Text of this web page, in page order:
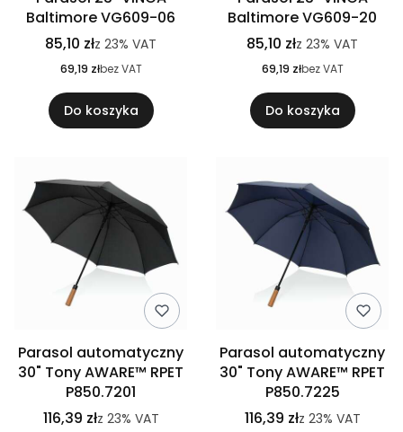
Baltimore VG609-06
85,10 złz 23% VAT
69,19 złbez VAT
Do koszyka
Baltimore VG609-20
85,10 złz 23% VAT
69,19 złbez VAT
Do koszyka
Parasol automatyczny
30" Tony AWARE™ RPET
P850.7201
116,39 złz 23% VAT
Parasol automatyczny
30" Tony AWARE™ RPET
P850.7225
116,39 złz 23% VAT